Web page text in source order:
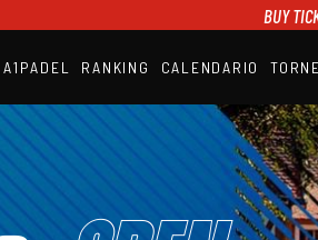
BUY
A1PADEL RANKING CALENDARIO